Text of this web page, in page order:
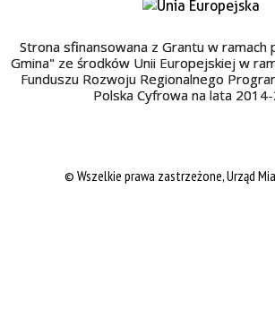
Strona sfinansowana z Grantu w ramach
Gmina" ze środków Unii Europejskiej w
Funduszu Rozwoju Regionalnego
Polska Cyfrowa na lata
© Wszelkie prawa zastrzeżone, Urząd